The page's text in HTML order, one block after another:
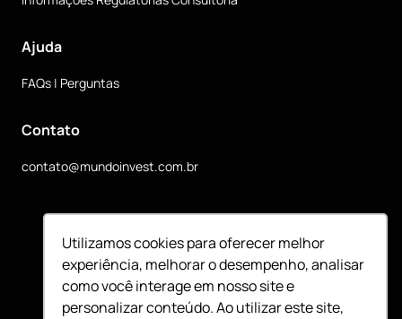
Utilizamos cookies para oferecer melhor
experiência, melhorar o desempenho, analisar
como você interage em nosso site e
personalizar conteúdo. Ao utilizar este site,
Ajuda
FAQs | Perguntas
Contato
contato@mundoinvest.com.br
Siga nossas redes sociais